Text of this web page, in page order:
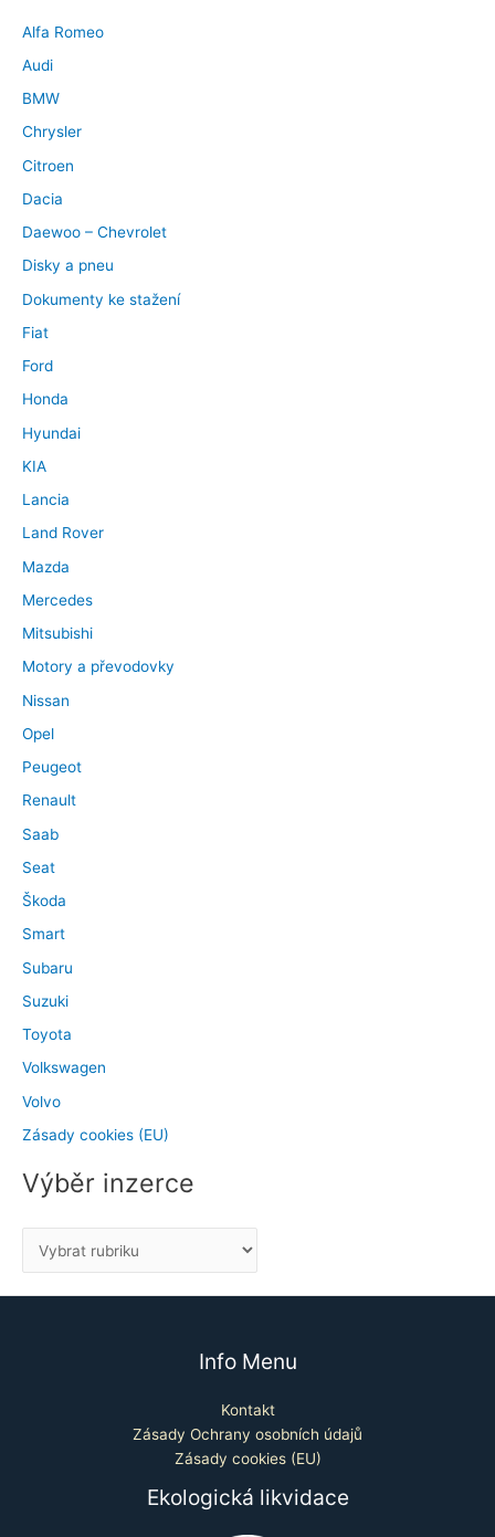
Alfa Romeo
Audi
BMW
Chrysler
Citroen
Dacia
Daewoo – Chevrolet
Disky a pneu
Dokumenty ke stažení
Fiat
Ford
Honda
Hyundai
KIA
Lancia
Land Rover
Mazda
Mercedes
Mitsubishi
Motory a převodovky
Nissan
Opel
Peugeot
Renault
Saab
Seat
Škoda
Smart
Subaru
Suzuki
Toyota
Volkswagen
Volvo
Zásady cookies (EU)
Výběr inzerce
Info Menu
Kontakt
Zásady Ochrany osobních údajů
Zásady cookies (EU)
Ekologická likvidace